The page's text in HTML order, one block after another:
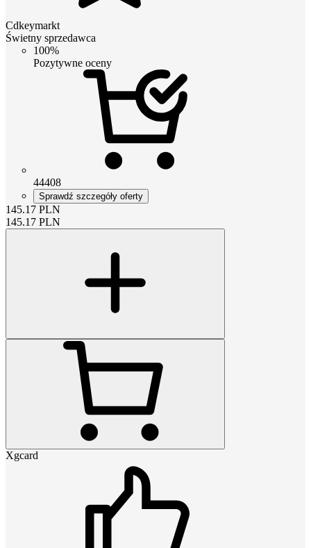
Cdkeymarkt
Świetny sprzedawca
100%
Pozytywne oceny
44408
Sprawdź szczegóły oferty
145.17 PLN
145.17 PLN
Xgcard